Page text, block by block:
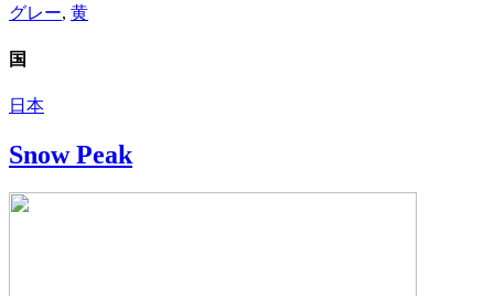
グレー, 黄
国
日本
Snow Peak